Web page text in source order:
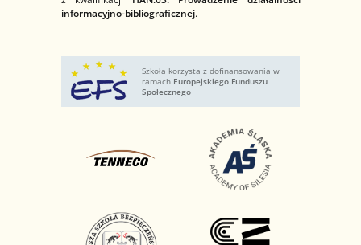
informacyjno-bibliograficznej.
Szkoła korzysta z dofinansowania w
ramach Europejskiego Funduszu
Społecznego